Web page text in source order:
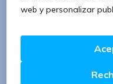
1 letra mayúscula